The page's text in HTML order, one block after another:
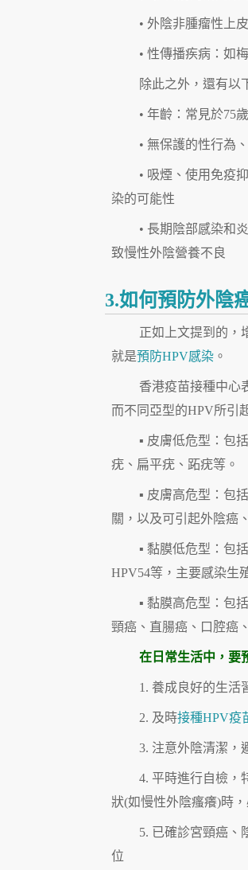
• 外陰非腫瘤性上
• 性傳播疾病：如
除此之外，還有以
• 年齡：常見於75
• 無保護的性行為
• 吸煙、使用免疫
染的可能性
• 長期陰部感染和
致慢性外陰營養不良
3.如何預防外陰
正如上文提到的，
就是預防HPV感染 。
香港疫苗接種中心
而不同亞型的HPV所引
▪ 皮膚低危型：包
疣、扁平疣、跖疣等。
▪ 皮膚高危型：包
關，以及可引起外陰癌
▪ 黏膜低危型：包
HPV54等，主要感染生
▪ 黏膜高危型：包
頸癌、直腸癌、口腔癌
在日常生活中，要
1. 養成良好的生活
2. 及時接種HPV疫
3. 注意外陰清潔，
4. 平時進行自檢，
狀(如慢性外陰瘙癢)時
5. 已確診宮頸癌、
位